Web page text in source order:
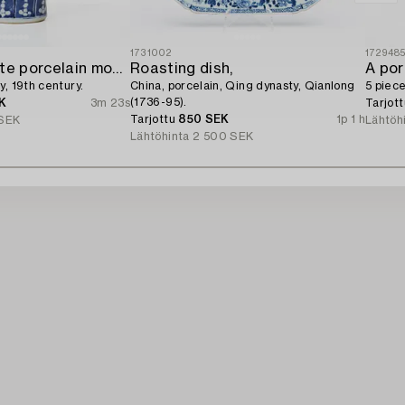
A blue and white porcelain moon flask,
19th century.
3m 23s
1731002
Roasting dish,
China, porcelain, Qing dynasty, Qianlong
(1736-95).
Tarjottu 850 SEK
1p 1 h
Lähtöhinta 2 500 SEK
A
5